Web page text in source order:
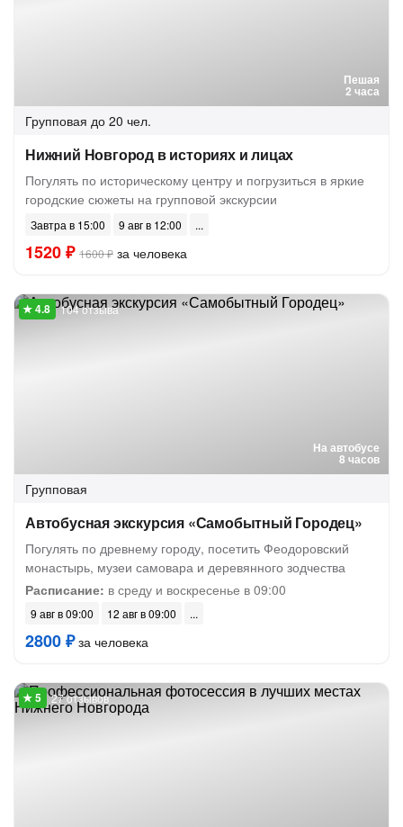
Пешая
2 часа
Групповая до 20 чел.
Нижний Новгород в историях и лицах
Погулять по историческому центру и погрузиться в яркие
городские сюжеты на групповой экскурсии
Завтра в 15:00 9 авг в 12:00
1520 ₽ 1600 ₽ за человека
На автобусе
8 часов
104 отзыва
Групповая
Автобусная экскурсия «Самобытный Городец»
Погулять по древнему городу, посетить Феодоровский
монастырь, музеи самовара и деревянного зодчества
Расписание: в среду и воскресенье в 09:00
9 авг в 09:00 12 авг в 09:00
2800 ₽за человека
27 отзывов